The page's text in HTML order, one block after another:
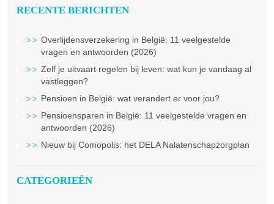
RECENTE BERICHTEN
Overlijdensverzekering in België: 11 veelgestelde
vragen en antwoorden (2026)
Zelf je uitvaart regelen bij leven: wat kun je vandaag al
vastleggen?
Pensioen in België: wat verandert er voor jou?
Pensioensparen in België: 11 veelgestelde vragen en
antwoorden (2026)
Nieuw bij Comopolis: het DELA Nalatenschapzorgplan
CATEGORIEËN